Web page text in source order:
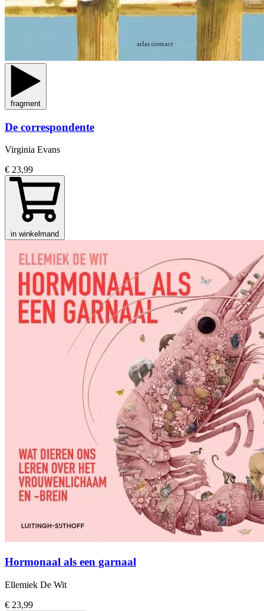
fragment
De correspondente
Virginia Evans
€ 23,99
in winkelmand
Hormonaal als een garnaal
Ellemiek De Wit
€ 23,99